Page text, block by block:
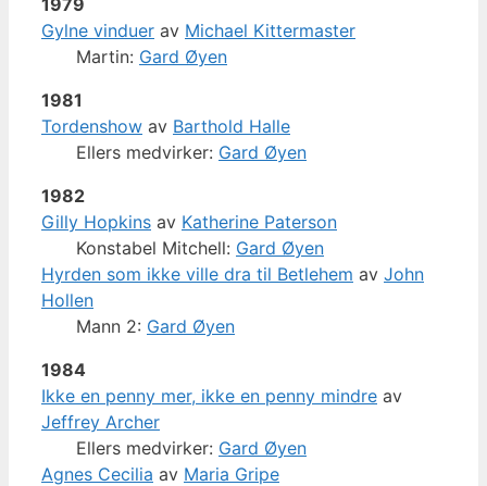
Gylne vinduer av Michael Kittermaster
Martin: Gard Øyen
1981
Tordenshow av Barthold Halle
Ellers medvirker: Gard Øyen
1982
Gilly Hopkins av Katherine Paterson
Konstabel Mitchell: Gard Øyen
Hyrden som ikke ville dra til Betlehem av John
Hollen
Mann 2: Gard Øyen
1984
Ikke en penny mer, ikke en penny mindre av
Jeffrey Archer
Ellers medvirker: Gard Øyen
Agnes Cecilia av Maria Gripe